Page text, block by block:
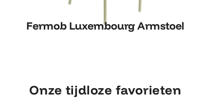
Fermob Luxembourg Armstoel
Fermob Luxembourg Armstoel
Onze tijdloze favorieten